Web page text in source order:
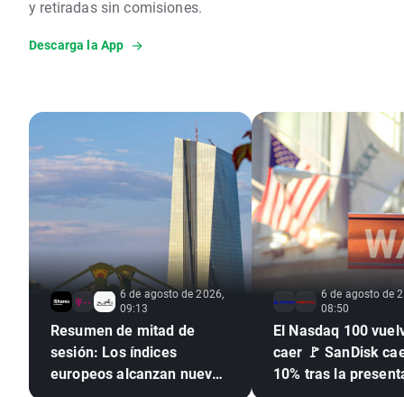
y retiradas sin comisiones.
Descarga la App
6 de agosto de 2026,
09:13
Resumen de mitad de
sesión: Los índices
europeos alcanzan nuevos
6 de agosto de
08:50
El Nasdaq 100
caer 🚩 SanDisk
10% tras la